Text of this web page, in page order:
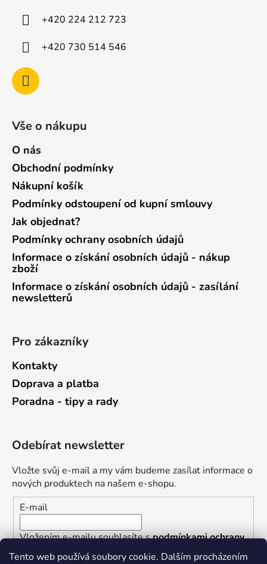
Tento web používá soubory cookie. Dalším procházením
+420 224 212 723
+420 730 514 546
Vše o nákupu
O nás
Obchodní podmínky
Nákupní košík
Podmínky odstoupení od kupní smlouvy
Jak objednat?
Podmínky ochrany osobních údajů
Informace o získání osobních údajů - nákup
zboží
Informace o získání osobních údajů - zasílání
newsletterů
Pro zákazníky
Kontakty
Doprava a platba
Poradna - tipy a rady
Odebírat newsletter
Vložte svůj e-mail a my vám budeme zasílat informace o
nových produktech na našem e-shopu.
E-mail
Vložením e-mailu souhlasíte spodmínkami ochrany
osobních údajů